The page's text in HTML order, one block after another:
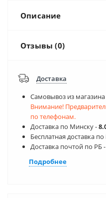
Описание
Отзывы (0)
Доставка
Самовывоз из магазина
Внимание!
по телефонам.
Доставка по Минску -
Бесплатная доставка
Доставка почтой по РБ -
Подробнее